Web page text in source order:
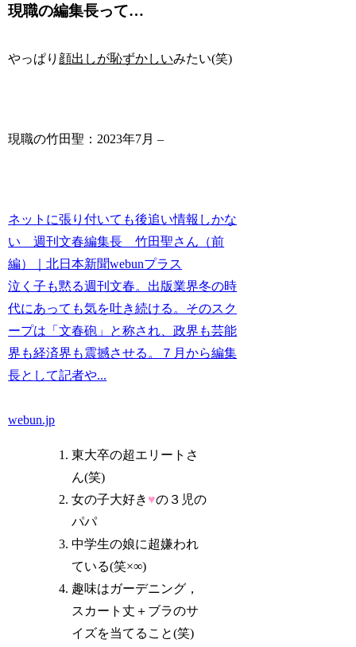
現職の編集長って…
やっぱり 顔出しが恥ずかしいみたい(笑)
現職の竹田聖：2023年7月 –
ネットに張り付いても後追い情報しかな
い 週刊文春編集長 竹田聖さん（前
編）｜北日本新聞webunプラス
泣く子も黙る週刊文春。出版業界冬の時
代にあっても気を吐き続ける。そのスク
ープは「文春砲」と称され、政界も芸能
界も経済界も震撼させる。７月から編集
長として記者や...
webun.jp
東大卒の超エリートさ
ん(笑)
女の子大好き ♥の３児の
パパ
中学生の娘に超嫌われ
ている(笑×∞)
趣味はガーデニング，
スカート丈＋ブラのサ
イズを当てること(笑)